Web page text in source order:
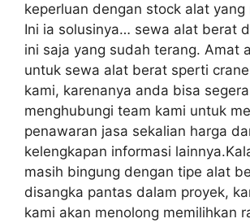
keperluan dengan stock alat yang
Ini ia solusinya… sewa alat berat
ini saja yang sudah terang. Amat
untuk sewa alat berat sperti
kami, karenanya anda bisa segera
menghubungi team kami untuk
penawaran jasa sekalian harga
kelengkapan informasi
masih bingung dengan tipe alat
disangka pantas dalam proyek,
kami akan menolong memilihkan